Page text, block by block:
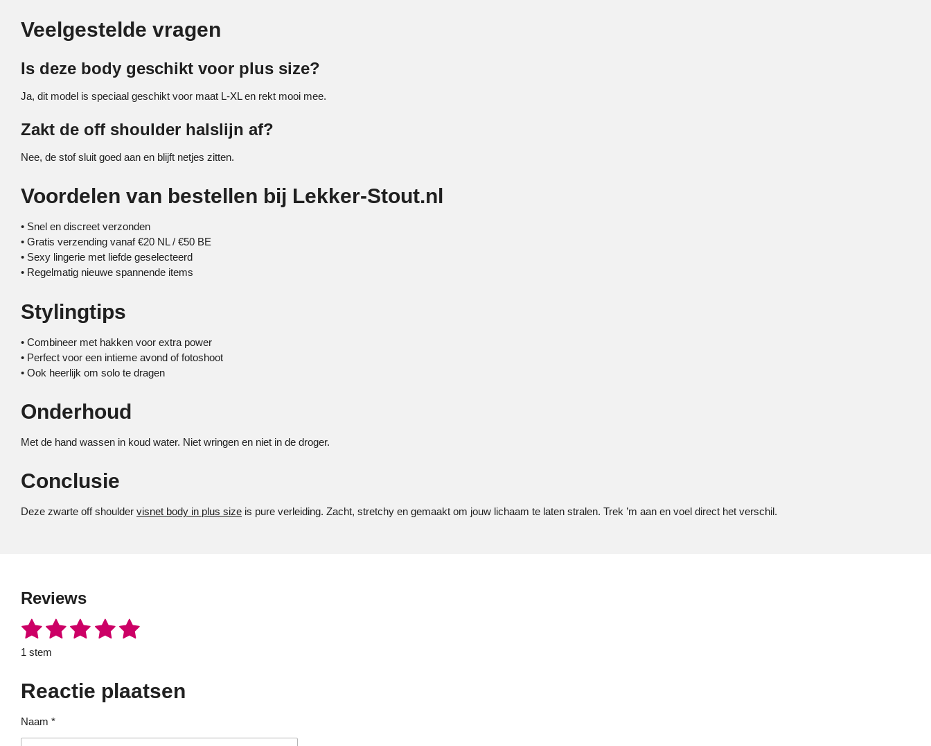
Veelgestelde vragen
Is deze body geschikt voor plus size?
Ja, dit model is speciaal geschikt voor maat L-XL en rekt mooi mee.
Zakt de off shoulder halslijn af?
Nee, de stof sluit goed aan en blijft netjes zitten.
Voordelen van bestellen bij Lekker-Stout.nl
• Snel en discreet verzonden
• Gratis verzending vanaf €20 NL / €50 BE
• Sexy lingerie met liefde geselecteerd
• Regelmatig nieuwe spannende items
Stylingtips
• Combineer met hakken voor extra power
• Perfect voor een intieme avond of fotoshoot
• Ook heerlijk om solo te dragen
Onderhoud
Met de hand wassen in koud water. Niet wringen en niet in de droger.
Conclusie
Deze zwarte off shoulder visnet body in plus size is pure verleiding. Zacht, stretchy en gemaakt om jouw lichaam te laten stralen. Trek ’m aan en voel direct het verschil.
Reviews
R
a
t
n
g
:
1
s
e
r
2
s
e
r
r
3
e
r
4
e
r
5
e
r
S
e
n
1 stem
Reactie plaatsen
Naam *